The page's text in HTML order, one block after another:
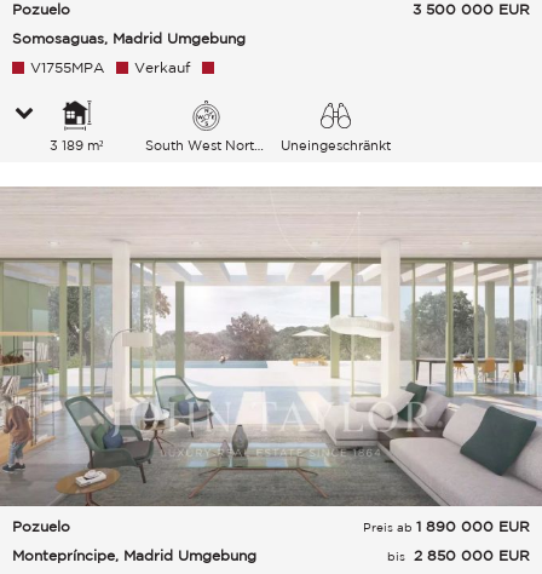
Pozuelo
Somosaguas, Madrid Umgebung
3 500 000 EUR
V1755MPA Verkauf
3 189 m² South West North East Uneingeschränkt
Pozuelo
Montepríncipe, Madrid Umgebung
Preis ab 1 890 000 EUR
bis 2 850 000 EUR